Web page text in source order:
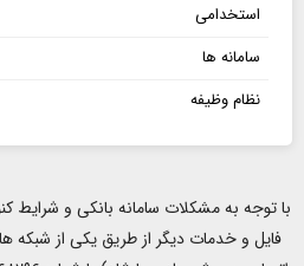
استخدامی
سامانه ها
نظام وظیفه
با توجه به مشکلات سامانه بانکی و شرایط
فایل و خدمات دیگر از طریق یکی از شبکه های